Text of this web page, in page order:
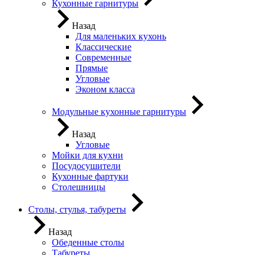
Кухонные гарнитуры
Назад
Для маленьких кухонь
Классические
Современные
Прямые
Угловые
Эконом класса
Модульные кухонные гарнитуры
Назад
Угловые
Мойки для кухни
Посудосушители
Кухонные фартуки
Столешницы
Столы, стулья, табуреты
Назад
Обеденные столы
Табуреты